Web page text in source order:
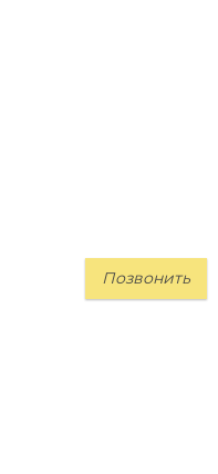
Позвонить